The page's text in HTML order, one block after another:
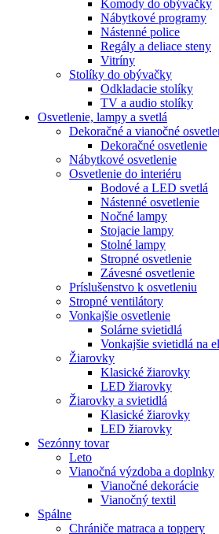
Komody do obývačky
Nábytkové programy
Nástenné police
Regály a deliace steny
Vitríny
Stolíky do obývačky
Odkladacie stolíky
TV a audio stolíky
Osvetlenie, lampy a svetlá
Dekoračné a vianočné
Dekoračné osvetlenie
Nábytkové osvetlenie
Osvetlenie do interiéru
Bodové a LED svetlá
Nástenné osvetlenie
Nočné lampy
Stojacie lampy
Stolné lampy
Stropné osvetlenie
Závesné osvetlenie
Príslušenstvo k osvetleniu
Stropné ventilátory
Vonkajšie osvetlenie
Solárne svietidlá
Vonkajšie svietidlá na
Žiarovky
Klasické žiarovky
LED žiarovky
Žiarovky a svietidlá
Klasické žiarovky
LED žiarovky
Sezónny tovar
Leto
Vianočná výzdoba a doplnky
Vianočné dekorácie
Vianočný textil
Spálne
Chrániče matraca a toppery